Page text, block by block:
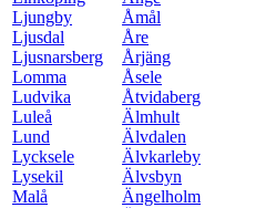
Ljungby
Ljusdal
Ljusnarsberg
Lomma
Ludvika
Luleå
Lund
Lycksele
Lysekil
Malå
Åmål
Åre
Årjäng
Åsele
Åtvidaberg
Älmhult
Älvdalen
Älvkarleby
Älvsbyn
Ängelholm